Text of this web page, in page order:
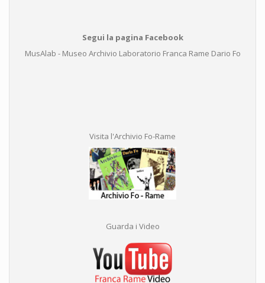
Segui la pagina Facebook
MusAlab - Museo Archivio Laboratorio Franca Rame Dario Fo
Visita l'Archivio Fo-Rame
Guarda i Video